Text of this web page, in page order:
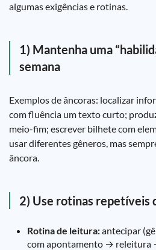
algumas exigências e rotinas.
1) Mantenha uma
semana
Exemplos de âncoras: localizar
com fluência um texto curto;
meio-fim; escrever bilhete com
usar diferentes gêneros, mas
âncora.
2) Use rotinas repetíveis
Rotina de leitura:antecipar
com apontamento → releitura